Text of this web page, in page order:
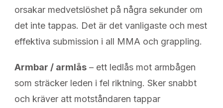
orsakar medvetslöshet på några sekunder om
det inte tappas. Det är det vanligaste och mest
effektiva submission i all MMA och grappling.
Armbar / armlås – ett ledlås mot armbågen
som sträcker leden i fel riktning. Sker snabbt
och kräver att motståndaren tappar